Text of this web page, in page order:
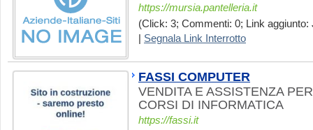
https://mursia.pantelleria.it
(Click: 3; Commenti: 0; Link aggiunto:
Segnala Link Interrotto
FASSI COMPUTER
VENDITA E ASSISTENZA
CORSI DI INFORMATICA
https://fassi.it